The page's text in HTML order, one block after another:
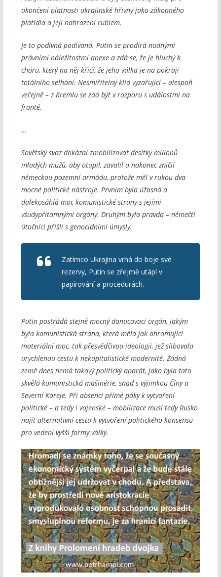
ukončení platnosti ukrajinské hřivny jako zákonného
platidla a její nahrazení rublem.
Je to podivná podívaná. Putin se prodírá nudnými
právními náležitostmi anexe a zdá se, že je hluchý k
chóru, který na něj křičí, že jeho válka je na pokraji
totálního selhání. Nesmiřitelný klid vyzařující – alespoň
veřejně – z Kremlu se zdá být v rozporu s událostmi na
frontě.
…
Sovětský svaz dokázal zmobilizovat desítky milionů
mladých mužů, aby otupil, zavalil a nakonec zničil
německou pozemní armádu, protože měl v rukou dva
mocné politické nástroje. Prvním byla úžasná a
dalekosáhlá moc komunistické strany s jejími
všudypřítomnými orgány. Druhým byla pravda – němečtí
útočníci přišli s genocidními úmysly.
Zatímco Ukrajina vrhá do boje své
rezervy, Putin se zřejmě utápí v
papírování a procedurách.
Putin postrádá stejně mocný donucovací orgán, jakým
byla komunistická strana, která měla jak ohromující
materiální moc, tak přesvědčivou ideologii, jež slibovala
urychlenou cestu k nekapitalistické modernitě. Žádná
země dnes nemá takový politický aparát, jako byla tato
skvělá komunistická mašinérie, snad s výjimkou Číny a
Severní Koreje. Při absenci přímé páky k vytvoření
politické – a tedy i vojenské – mobilizace musí tedy Rusko
najít alternativní cestu k vytvoření politického konsensu
pro vedení vyšší formy války.